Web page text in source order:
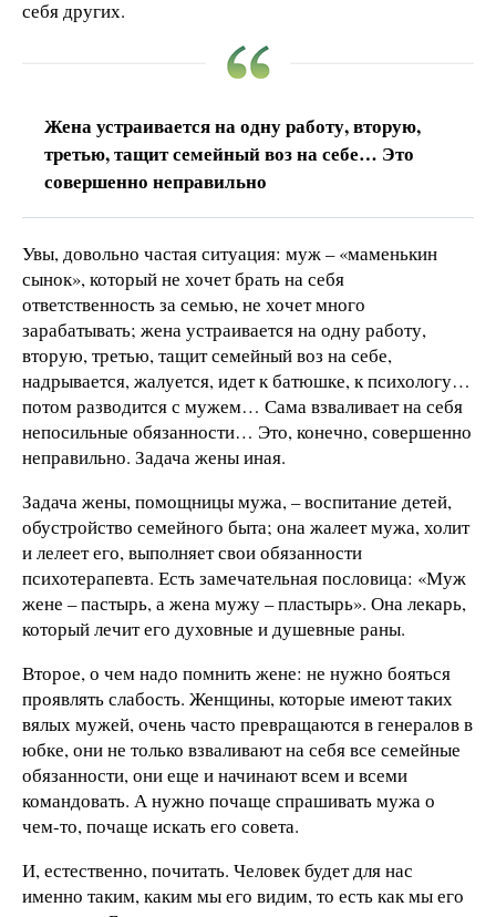
себя других.
Жена устраивается на одну работу, вторую,
третью, тащит семейный воз на себе… Это
совершенно неправильно
Увы, довольно частая ситуация: муж – «маменькин
сынок», который не хочет брать на себя
ответственность за семью, не хочет много
зарабатывать; жена устраивается на одну работу,
вторую, третью, тащит семейный воз на себе,
надрывается, жалуется, идет к батюшке, к психологу…
потом разводится с мужем… Сама взваливает на себя
непосильные обязанности… Это, конечно, совершенно
неправильно. Задача жены иная.
Задача жены, помощницы мужа, – воспитание детей,
обустройство семейного быта; она жалеет мужа, холит
и лелеет его, выполняет свои обязанности
психотерапевта. Есть замечательная пословица: «Муж
жене – пастырь, а жена мужу – пластырь». Она лекарь,
который лечит его духовные и душевные раны.
Второе, о чем надо помнить жене: не нужно бояться
проявлять слабость. Женщины, которые имеют таких
вялых мужей, очень часто превращаются в генералов в
юбке, они не только взваливают на себя все семейные
обязанности, они еще и начинают всем и всеми
командовать. А нужно почаще спрашивать мужа о
чем-то, почаще искать его совета.
И, естественно, почитать. Человек будет для нас
именно таким, каким мы его видим, то есть как мы его